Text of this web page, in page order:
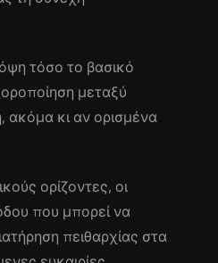
τόσο το βασικό
μεταξύ
ακόμα κι αν ορισμένα
ορίζοντες, οι
που μπορεί να
πειθαρχίας στα